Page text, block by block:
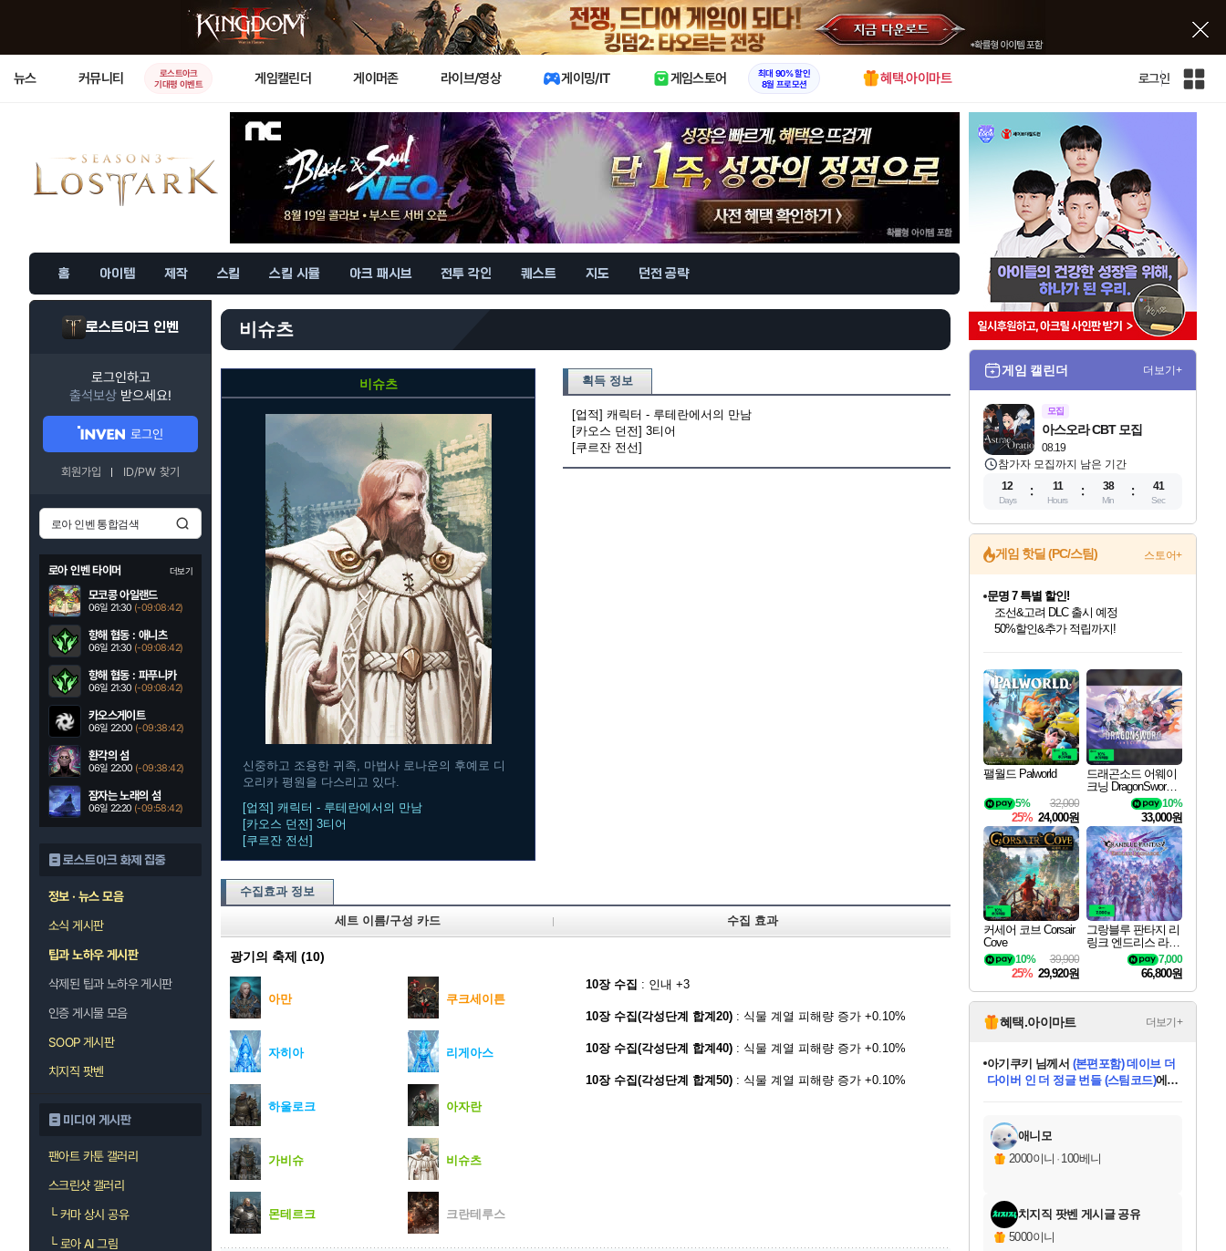
X
뉴스 커뮤니티
로스트아크
기대평 이벤트
게임캘린더 게이머존 라이브/영상 게이밍/IT 게임스토어
최대 90% 할인
8월 프로모션
혜택.아이마트 로그인
인
홈 아이템 제작 스킬 스킬 시뮬 아크 패시브 전투 각인 퀘스트 지도 던전 공략
로스트아크 인벤
로그인하고
출석보상 받으세요!
로그인
회원가입 ID/PW 찾기
로아 인벤 타이머 더보기
모코콩 아일랜드
06일 21:30 (-09:08:41)
항해 협동 : 애니츠
06일 21:30 (-09:08:41)
항해 협동 : 파푸니카
06일 21:30 (-09:08:41)
카오스게이트
06일 22:00 (-09:38:41)
환각의 섬
06일 22:00 (-09:38:41)
잠자는 노래의 섬
06일 22:20 (-09:58:41)
로스트아크 화제 집중
정보 · 뉴스 모음
소식 게시판
팁과 노하우 게시판
삭제된 팁과 노하우 게시판
인증 게시물 모음
SOOP 게시판
치지직 팟벤
미디어 게시판
팬아트 카툰 갤러리
스크린샷 갤러리
└커마 상시 공유
└로아 AI 그림
비슈츠
비슈츠
신중하고 조용한 귀족, 마법사 로나운의 후예로 디
오리카 평원을 다스리고 있다.
[업적] 캐릭터 - 루테란에서의 만남
[카오스 던전] 3티어
[쿠르잔 전선]
획득 정보
[업적] 캐릭터 - 루테란에서의 만남
[카오스 던전] 3티어
[쿠르잔 전선]
수집효과 정보
세트 이름/구성 카드 수집 효과
광기의 축제 (10)
아만 쿠크세이튼
자히아 리게아스
하울로크 아자란
가비슈 비슈츠
몬테르크 크란테루스
10장 수집 : 인내 +3
10장 수집(각성단계 합계20) : 식물 계열 피해량 증가 +0.10%
10장 수집(각성단계 합계40) : 식물 계열 피해량 증가 +0.10%
10장 수집(각성단계 합계50) : 식물 계열 피해량 증가 +0.10%
게임 캘린더 더보기+
모집
08.19
아스오라 CBT 모집
참가자 모집까지 남은 기간
12
Days
11
Hours
38
Min
40
Sec
게임 핫딜 (PC/스팀) 스토어+
최대 90% 할인가를 만나보세요!
네이버혜택과 함께 만나보세요!
문명 7 특별 할인!
조선&고려 DLC 출시 예정
50%할인&추가 적립까지!
이니&베니 혜택까지!
네이버 혜택가와 함께 예약하세요!
할인&네이버혜택으로 만나보세요!
네이버페이 혜택과 만나보세요!
40주년 프로모션으로 만나보세요!
네이버 포인트 혜택까지!
할인가에 만나보세요!
일부 에디션 상시 할인!
혜택으로 예약 판매 중
편안하게 충전하세요
팰월드 Palworld
32,000
5%
25% 24,000원
드래곤소드 어웨이
크닝 DragonSword A
10%
33,000원
커세어 코브 Corsair
Cove
39,900
10%
25% 29,920원
그랑블루 판타지 리
링크 엔드리스 라그
나로크 Granblue Fa
ntasy Relink Endless
7,000
66,800원
혜택.아이마트 더보기+
당첨되셨습니다.
아기쿠키 님께서 (본편포함) 데이브 더
다이버 인 더 정글 번들 (스팀코드)에
당첨되셨습니다.
당첨되셨습니다.
에디션 (스팀코드)
당첨되셨습니다.
당첨되셨습니다.
당첨되셨습니다.
당첨되셨습니다.
애니모
2000이니 · 100베니
치지직 팟벤 게시글 공유
5000이니